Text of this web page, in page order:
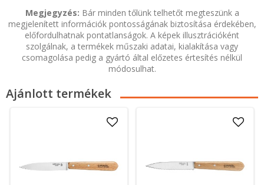
Megjegyzés: Bár minden tőlünk telhetőt megteszünk a
megjelenített információk pontosságának biztosítása érdekében,
előfordulhatnak pontatlanságok. A képek illusztrációként
szolgálnak, a termékek műszaki adatai, kialakítása vagy
csomagolása pedig a gyártó által előzetes értesítés nélkül
módosulhat.
Ajánlott termékek